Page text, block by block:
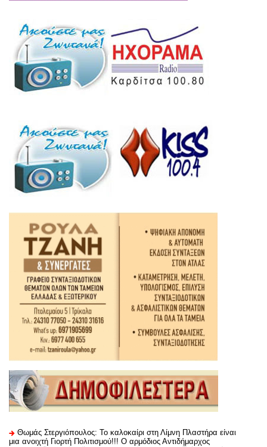
Θωμάς Στεργιόπουλος: Το καλοκαίρι στη Λίμνη Πλαστήρα είναι
μια ανοιχτή Γιορτή Πολιτισμού!!! Ο αρμόδιος Αντιδήμαρχος